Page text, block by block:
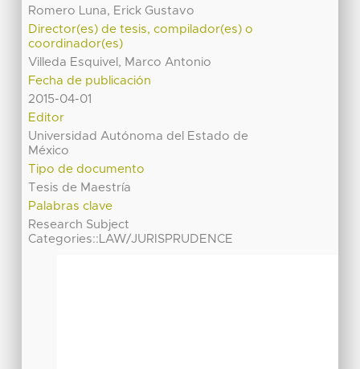
Romero Luna, Erick Gustavo
Director(es) de tesis, compilador(es) o
coordinador(es)
Villeda Esquivel, Marco Antonio
Fecha de publicación
2015-04-01
Editor
Universidad Autónoma del Estado de
México
Tipo de documento
Tesis de Maestría
Palabras clave
Research Subject
Categories::LAW/JURISPRUDENCE